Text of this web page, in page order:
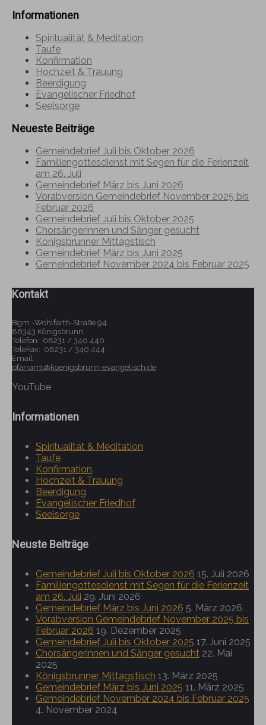
Informationen
Spiritualität & Meditation
Taufe
Konfirmation
Hochzeit & Trauung
Beerdigung
Evangelischer Friedhof
Seelsorge
Neueste Beiträge
Gemeindebrief Juli bis Oktober 2026
Familiengottesdienst mit Segen für die Ferienzeit
am 26. Juli
Gemeindebrief März bis Juni 2026
Vorabversion Gemeindebrief November 2025 bis
Februar 2026
Gemeindebrief Juli bis Oktober 2025
Chorsängerinnen und Sänger gesucht
Königsbrunner Mittagstisch
Gemeindebrief März bis Juni 2025
Gemeindebrief November 2024 bis Februar 2025
Kontakt
Bgm.-Wohlfarth-Straße 94
86343 Königsbrunn
Telefon: 08231 / 340 440
TeleFax: 08231 / 340 444
Email:
pfarramt@koenigsbrunn-evangelisch.de
YouTube
Informationen
Spiritualität & Meditation
Taufe
Konfirmation
Hochzeit & Trauung
Beerdigung
Evangelischer Friedhof
Seelsorge
Neuste Beiträge
Gemeindebrief Juli bis Oktober 2026 15. Juli 2026
Familiengottesdienst mit Segen für die Ferienzeit
am 26. Juli 29. Juni 2026
Gemeindebrief März bis Juni 2026 5. März 2026
Vorabversion Gemeindebrief November 2025 bis
Februar 2026 19. Dezember 2025
Gemeindebrief Juli bis Oktober 2025 17. Juni 2025
Chorsängerinnen und Sänger gesucht 22. Mai
2025
Königsbrunner Mittagstisch 13. März 2025
Gemeindebrief März bis Juni 2025 11. März 2025
Gemeindebrief November 2024 bis Februar 2025
4. November 2024